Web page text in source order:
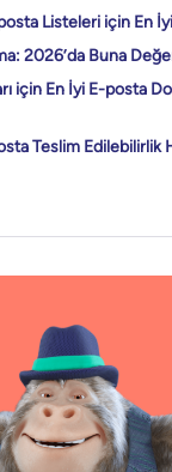
Listeleri için En
2026’da Buna
için En İyi E-posta
Teslim Edilebilirlik